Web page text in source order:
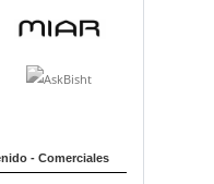
- Comerciales